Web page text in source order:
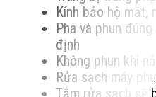
Kính bảo hộ mắt,
Pha và phun
định
Không phun khi
Rửa sạch máy